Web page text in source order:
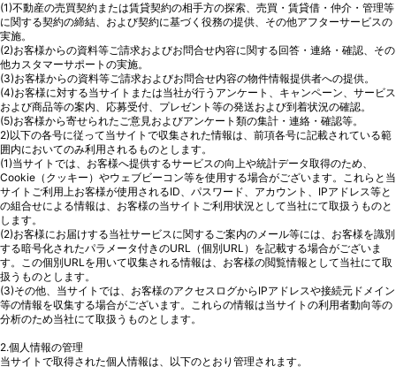
(1)不動産の売買契約または賃貸契約の相手方の探索、売買・賃貸借・仲介・管理等
に関する契約の締結、および契約に基づく役務の提供、その他アフターサービスの
実施。
(2)お客様からの資料等ご請求およびお問合せ内容に関する回答・連絡・確認、その
他カスタマーサポートの実施。
(3)お客様からの資料等ご請求およびお問合せ内容の物件情報提供者への提供。
(4)お客様に対する当サイトまたは当社が行うアンケート、キャンペーン、サービス
および商品等の案内、応募受付、プレゼント等の発送および到着状況の確認。
(5)お客様から寄せられたご意見およびアンケート類の集計・連絡・確認等。
2)以下の各号に従って当サイトで収集された情報は、前項各号に記載されている範
囲内においてのみ利用されるものとします。
(1)当サイトでは、お客様へ提供するサービスの向上や統計データ取得のため、
Cookie（クッキー）やウェブビーコン等を使用する場合がございます。これらと当
サイトご利用上お客様が使用されるID、パスワード、アカウント、IPアドレス等と
の組合せによる情報は、お客様の当サイトご利用状況として当社にて取扱うものと
します。
(2)お客様にお届けする当社サービスに関するご案内のメール等には、お客様を識別
する暗号化されたパラメータ付きのURL（個別URL）を記載する場合がございま
す。この個別URLを用いて収集される情報は、お客様の閲覧情報として当社にて取
扱うものとします。
(3)その他、当サイトでは、お客様のアクセスログからIPアドレスや接続元ドメイン
等の情報を収集する場合がございます。これらの情報は当サイトの利用者動向等の
分析のため当社にて取扱うものとします。
2.個人情報の管理
当サイトで取得された個人情報は、以下のとおり管理されます。